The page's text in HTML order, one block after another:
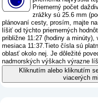
Priemerný počet
zrážky sú 25.6 mm (
plánovaní cesty, prosím, majte
líšiť od týchto priemerných
približne 11:27 (hodiny a
mesiaca 11:37.Tieto čísla sú
oblasť okolo nej. Je dôležité
nadmorských výškach výrazne
Kliknutím alebo kliknutím
viacerých